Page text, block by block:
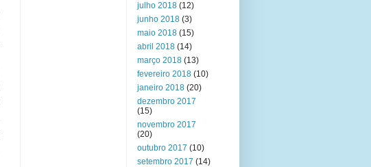
julho 2018 (12)
junho 2018 (3)
maio 2018 (15)
abril 2018 (14)
março 2018 (13)
fevereiro 2018 (10)
janeiro 2018 (20)
dezembro 2017
(15)
novembro 2017
(20)
outubro 2017 (10)
setembro 2017 (14)